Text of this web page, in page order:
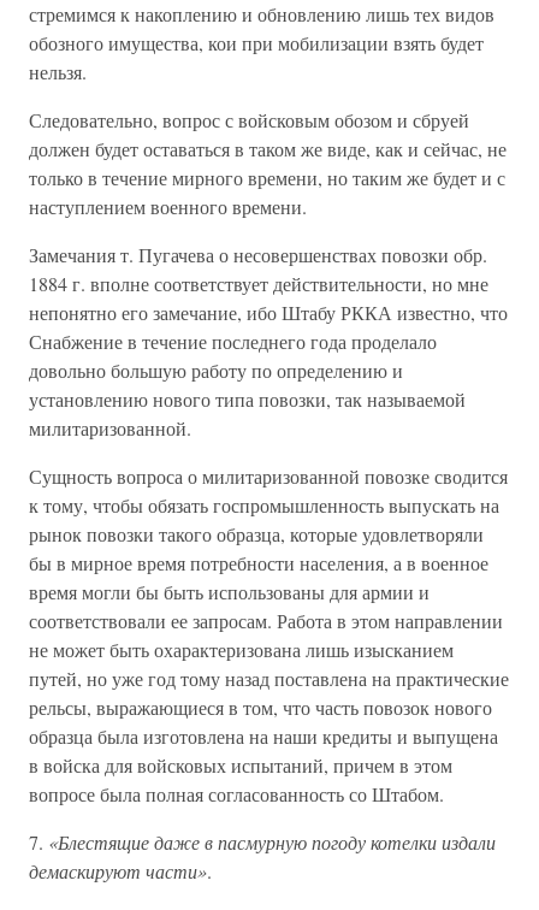
стремимся к накоплению и обновлению лишь тех видов
обозного имущества, кои при мобилизации взять будет
нельзя.
Следовательно, вопрос с войсковым обозом и сбруей
должен будет оставаться в таком же виде, как и сейчас, не
только в течение мирного времени, но таким же будет и с
наступлением военного времени.
Замечания т. Пугачева о несовершенствах повозки обр.
1884 г. вполне соответствует действительности, но мне
непонятно его замечание, ибо Штабу РККА известно, что
Снабжение в течение последнего года проделало
довольно большую работу по определению и
установлению нового типа повозки, так называемой
милитаризованной.
Сущность вопроса о милитаризованной повозке сводится
к тому, чтобы обязать госпромышленность выпускать на
рынок повозки такого образца, которые удовлетворяли
бы в мирное время потребности населения, а в военное
время могли бы быть использованы для армии и
соответствовали ее запросам. Работа в этом направлении
не может быть охарактеризована лишь изысканием
путей, но уже год тому назад поставлена на практические
рельсы, выражающиеся в том, что часть повозок нового
образца была изготовлена на наши кредиты и выпущена
в войска для войсковых испытаний, причем в этом
вопросе была полная согласованность со Штабом.
7. «Блестящие даже в пасмурную погоду котелки издали
демаскируют части».